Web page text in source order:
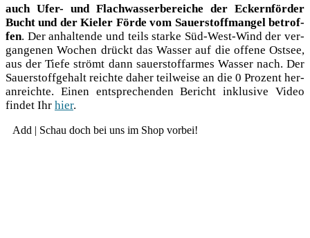
auch Ufer- und Flach­was­ser­be­rei­che der Eckern­för­der
Bucht und der Kie­ler För­de vom Sau­er­stoff­man­gel betrof­
fen. Der anhal­ten­de und teils star­ke Süd-West-Wind der ver­
gan­ge­nen Wochen drückt das Was­ser auf die offe­ne Ost­see,
aus der Tie­fe strömt dann sau­er­stoff­ar­mes Was­ser nach. Der
Sau­er­stoff­ge­halt reich­te daher teil­wei­se an die 0 Pro­zent her­
an­reich­te. Einen ent­spre­chen­den Bericht inklu­si­ve Video
fin­det Ihr hier.
Add | Schau doch bei uns im Shop vorbei!